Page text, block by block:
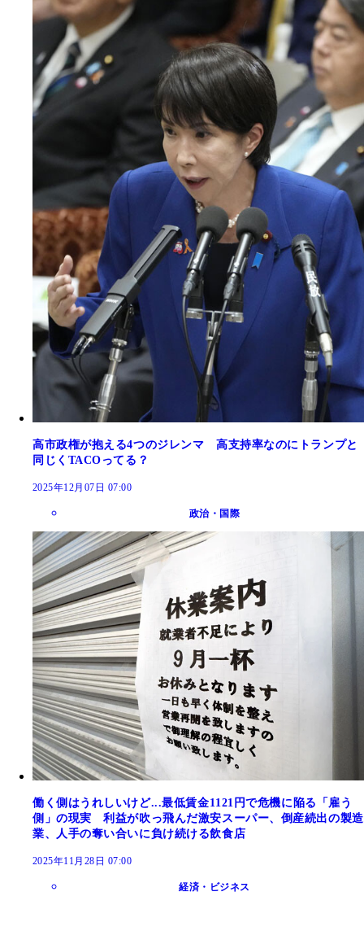
高市政権が抱える4つのジレンマ 高支持率なのにトランプと
同じくTACOってる？
2025年12月07日 07:00
政治・国際
働く側はうれしいけど...最低賃金1121円で危機に陥る「雇う
側」の現実 利益が吹っ飛んだ激安スーパー、倒産続出の製造
業、人手の奪い合いに負け続ける飲食店
2025年11月28日 07:00
経済・ビジネス